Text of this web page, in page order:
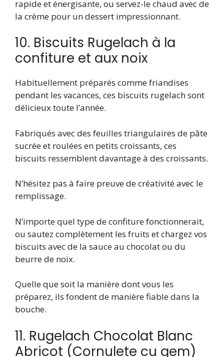
rapide et énergisante, ou servez-le chaud avec de
la crème pour un dessert impressionnant.
10. Biscuits Rugelach à la
confiture et aux noix
Habituellement préparés comme friandises
pendant les vacances, ces biscuits rugelach sont
délicieux toute l’année.
Fabriqués avec des feuilles triangulaires de pâte
sucrée et roulées en petits croissants, ces
biscuits ressemblent davantage à des croissants.
N’hésitez pas à faire preuve de créativité avec le
remplissage.
N’importe quel type de confiture fonctionnerait,
ou sautez complètement les fruits et chargez vos
biscuits avec de la sauce au chocolat ou du
beurre de noix.
Quelle que soit la manière dont vous les
préparez, ils fondent de manière fiable dans la
bouche.
11. Rugelach Chocolat Blanc
Abricot (Cornulete cu gem)